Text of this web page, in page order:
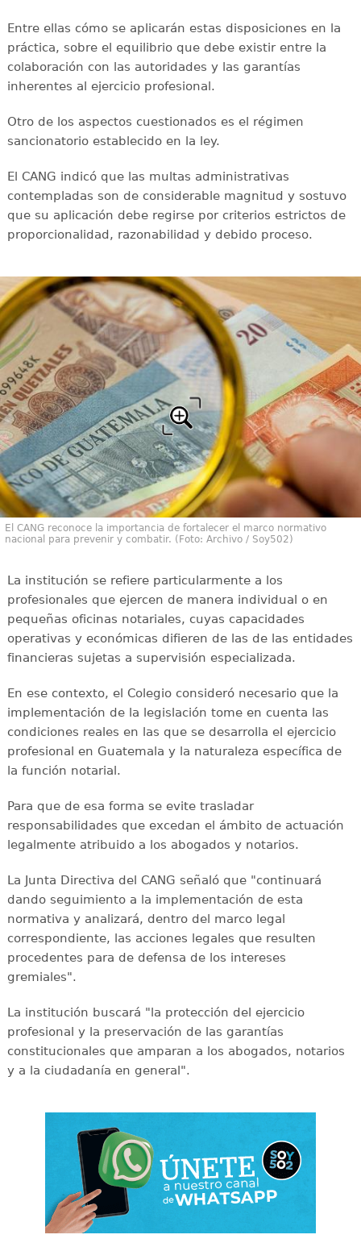
Entre ellas cómo se aplicarán estas disposiciones en la
práctica, sobre el equilibrio que debe existir entre la
colaboración con las autoridades y las garantías
inherentes al ejercicio profesional.
Otro de los aspectos cuestionados es el régimen
sancionatorio establecido en la ley.
El CANG indicó que las multas administrativas
contempladas son de considerable magnitud y sostuvo
que su aplicación debe regirse por criterios estrictos de
proporcionalidad, razonabilidad y debido proceso.
El CANG reconoce la importancia de fortalecer el marco normativo
nacional para prevenir y combatir. (Foto: Archivo / Soy502)
La institución se refiere particularmente a los
profesionales que ejercen de manera individual o en
pequeñas oficinas notariales, cuyas capacidades
operativas y económicas difieren de las de las entidades
financieras sujetas a supervisión especializada.
En ese contexto, el Colegio consideró necesario que la
implementación de la legislación tome en cuenta las
condiciones reales en las que se desarrolla el ejercicio
profesional en Guatemala y la naturaleza específica de
la función notarial.
Para que de esa forma se evite trasladar
responsabilidades que excedan el ámbito de actuación
legalmente atribuido a los abogados y notarios.
La Junta Directiva del CANG señaló que "continuará
dando seguimiento a la implementación de esta
normativa y analizará, dentro del marco legal
correspondiente, las acciones legales que resulten
procedentes para de defensa de los intereses
gremiales".
La institución buscará "la protección del ejercicio
profesional y la preservación de las garantías
constitucionales que amparan a los abogados, notarios
y a la ciudadanía en general".